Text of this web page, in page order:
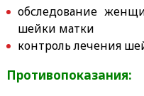
обследование
шейки матки
контроль лечения
Противопоказания: